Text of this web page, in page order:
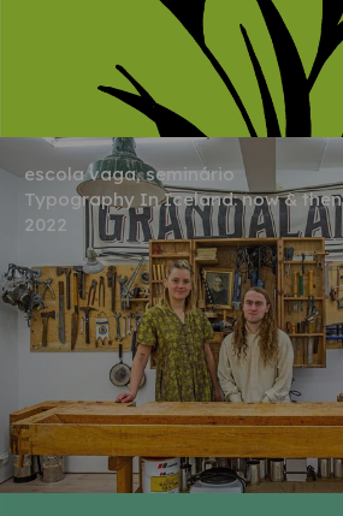
escola vaga, seminário
Typography In Iceland: now & then
2022